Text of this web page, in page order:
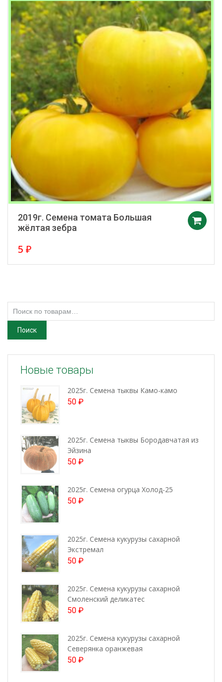
2019г. Семена томата Большая
жёлтая зебра
5 ₽
Искать:
Поиск
Новые товары
2025г. Семена тыквы Камо-камо
50 ₽
2025г. Семена тыквы Бородавчатая из
Эйзина
50 ₽
2025г. Семена огурца Холод-25
50 ₽
2025г. Семена кукурузы сахарной
Экстремал
50 ₽
2025г. Семена кукурузы сахарной
Смоленский деликатес
50 ₽
2025г. Семена кукурузы сахарной
Северянка оранжевая
50 ₽